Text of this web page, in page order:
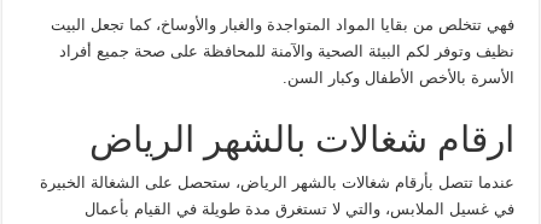
فهي تتخلص من بقايا المواد المتواجدة والغبار والأوساخ، كما تجعل البيت
نظيف وتوفر لكم البيئة الصحية والآمنة للمحافظة على صحة جميع أفراد
الأسرة بالأخص الأطفال وكبار السن.
ارقام شغالات بالشهر الرياض
عندما تتصل بأرقام شغالات بالشهر الرياض، ستحصل على الشغالة الخبيرة
في غسيل الملابس، والتي لا تستغرق مدة طويلة في القيام بأعمال